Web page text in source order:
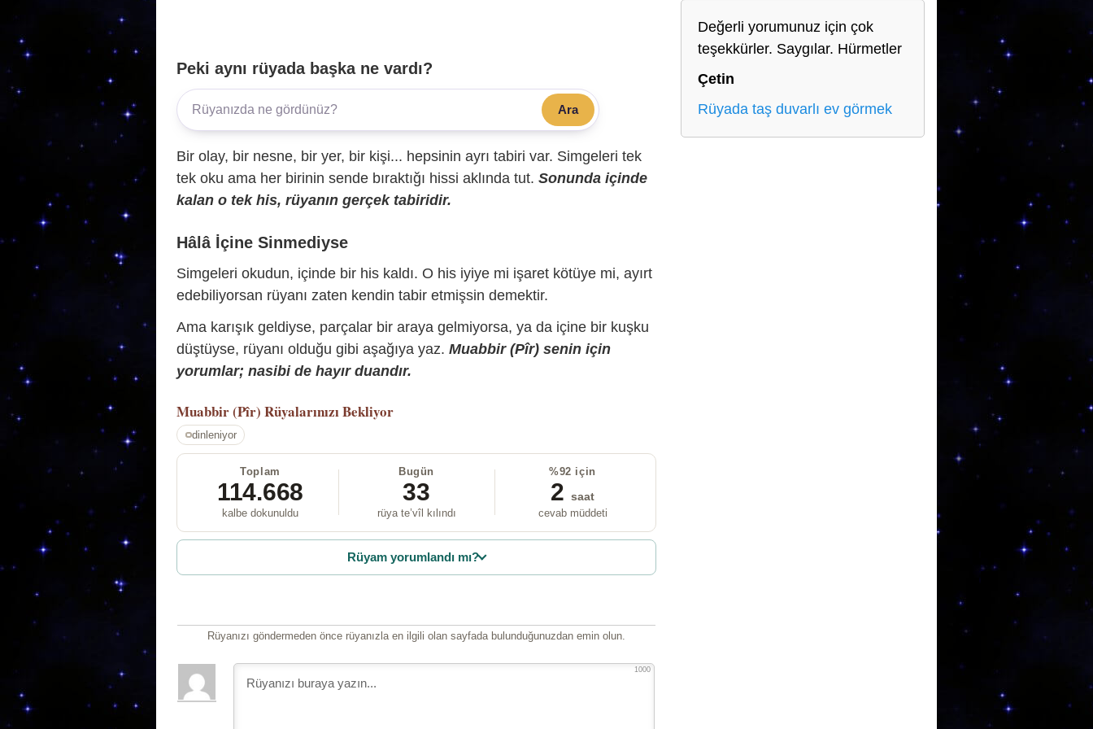
Peki aynı rüyada başka ne vardı?
Ara
Bir olay, bir nesne, bir yer, bir kişi... hepsinin ayrı tabiri var. Simgeleri tek
tek oku ama her birinin sende bıraktığı hissi aklında tut. Sonunda içinde
kalan o tek his, rüyanın gerçek tabiridir.
Hâlâ İçine Sinmediyse
Simgeleri okudun, içinde bir his kaldı. O his iyiye mi işaret kötüye mi, ayırt
edebiliyorsan rüyanı zaten kendin tabir etmişsin demektir.
Ama karışık geldiyse, parçalar bir araya gelmiyorsa, ya da içine bir kuşku
düştüyse, rüyanı olduğu gibi aşağıya yaz. Muabbir (Pîr) senin için
yorumlar; nasibi de hayır duandır.
Muabbir (Pîr) Rüyalarınızı Bekliyor
dinleniyor
Toplam
114.668
kalbe dokunuldu
Bugün
33
rüya te’vîl kılındı
%92 için
2 saat
cevab müddeti
Rüyam yorumlandı mı?
Rüyanızı göndermeden önce rüyanızla en ilgili olan sayfada bulunduğunuzdan emin olun.
1000
Değerli yorumunuz için çok
teşekkürler. Saygılar. Hürmetler
Çetin
Rüyada taş duvarlı ev görmek